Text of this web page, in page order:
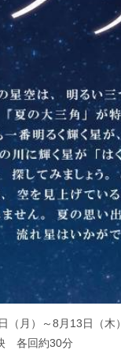
（月）～8月13日（木）
各回約30分